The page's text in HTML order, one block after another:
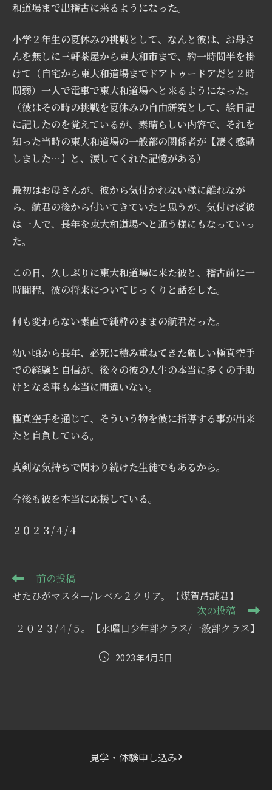
和道場まで出稽古に来るようになった。
小学２年生の夏休みの挑戦として、なんと彼は、お母さ
んを無しに三軒茶屋から東大和市まで、約一時間半を掛
けて（自宅から東大和道場までドアトゥードアだと２時
間弱）一人で電車で東大和道場へと来るようになった。
（彼はその時の挑戦を夏休みの自由研究として、絵日記
に記したのを覚えているが、素晴らしい内容で、それを
知った当時の東大和道場の一般部の関係者が【凄く感動
しました…】と、涙してくれた記憶がある）
最初はお母さんが、彼から気付かれない様に離れなが
ら、航君の後から付いてきていたと思うが、気付けば彼
は一人で、長年を東大和道場へと通う様にもなっていっ
た。
この日、久しぶりに東大和道場に来た彼と、稽古前に一
時間程、彼の将来についてじっくりと話をした。
何も変わらない素直で純粋のままの航君だった。
幼い頃から長年、必死に積み重ねてきた厳しい極真空手
での経験と自信が、後々の彼の人生の本当に多くの手助
けとなる事も本当に間違いない。
極真空手を通じて、そういう物を彼に指導する事が出来
たと自負している。
真剣な気持ちで関わり続けた生徒でもあるから。
今後も彼を本当に応援している。
２０２３/４/４
そ
他
記
事
む
前の投稿
せたひがマスター/レベル２クリア。【煤賀昂誠君】
次の投稿
２０２３/４/５。【水曜日少年部クラス/一般部クラス】
投
2023年4月5日
見学・体験申し込み